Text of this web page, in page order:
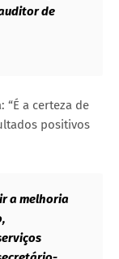
de
“É a certeza de
positivos
a melhoria